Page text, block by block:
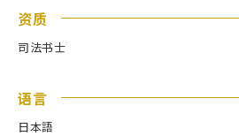
资质
司法书士
语言
日本語